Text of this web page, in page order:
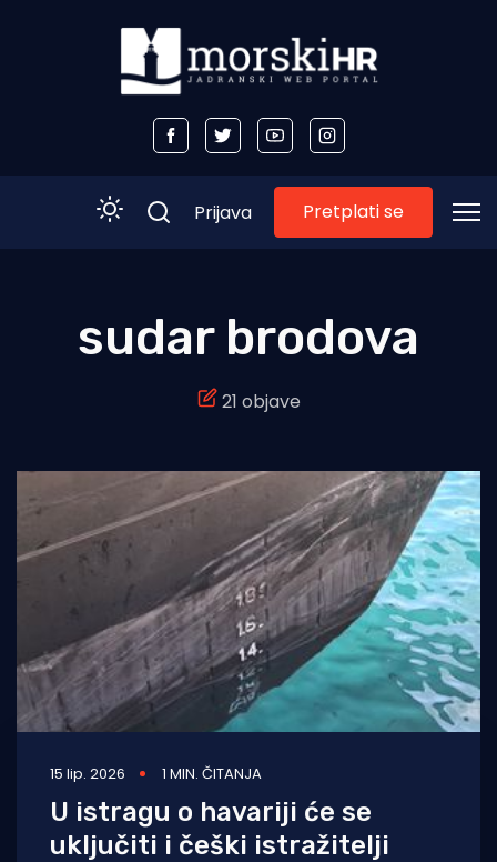
Morski plus
Otoci
Turizam i nautika
Ekologija
Tradicija i kultura
Prijava Pretplati se
sudar brodova
21 objave
15 lip. 2026 1 MIN. ČITANJA
U istragu o havariji će se
uključiti i češki istražitelji